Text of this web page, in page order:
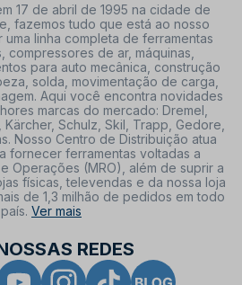
17 de abril de 1995 na cidade de
fazemos tudo que está ao nosso
linha completa de ferramentas
compressores de ar, máquinas,
para auto mecânica, construção
solda, movimentação de carga,
Aqui você encontra novidades
marcas do mercado: Dremel,
Kärcher, Schulz, Skil, Trapp, Gedore,
Nosso Centro de Distribuição atua
fornecer ferramentas voltadas a
Operações (MRO), além de suprir a
físicas, televendas e da nossa loja
de 1,3 milhão de pedidos em todo
país. Ver mais
REDES